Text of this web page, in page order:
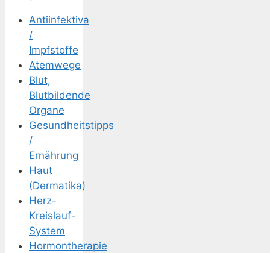
Antiinfektiva
/
Impfstoffe
Atemwege
Blut,
Blutbildende
Organe
Gesundheitstipps
/
Ernährung
Haut
(Dermatika)
Herz-
Kreislauf-
System
Hormontherapie